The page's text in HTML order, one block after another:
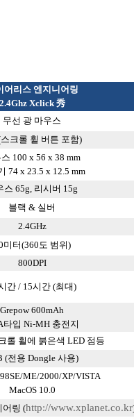
어리스 엔지니어링
2.4Ghz Xclick 秀
무선 광 마우스
크롤 휠 버튼 포함)
100 x 56 x 38 mm
74 x 23.5 x 12.5 mm
스 65g, 리시버 15g
블랙 & 실버
2.4GHz
미터(360도 범위)
800DPI
간 / 15시간 (최대)
Grepow 600mAh
타입 Ni-MH 충전지
롤 휠에 붉은색 LED 점등
(전용 Dongle 사용)
ME/2000/XP/VISTA
MacOS 10.0
어링 (http://www.xplanet.co.kr